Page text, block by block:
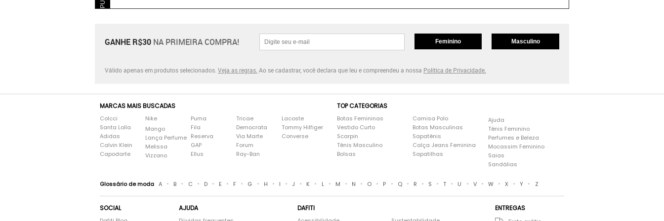
GANHE R$30 NA PRIMEIRA COMPRA! Feminino Masculino
Válido apenas em produtos selecionados. Veja as regras. Ao se cadastrar, você declara que leu e compreendeu a nossa Política de Privacidade.
MARCAS MAIS BUSCADAS
Colcci
Santa Lolla
Adidas
Calvin Klein
Capodarte
Nike
Mango
Lança Perfume
Melissa
Vizzano
Puma
Fila
Reserva
GAP
Ellus
Tricae
Democrata
Via Marte
Forum
Ray-Ban
Lacoste
Tommy Hilfiger
Converse
TOP CATEGORIAS
Botas Femininas
Vestido Curto
Scarpin
Tênis Masculino
Bolsas
Camisa Polo
Botas Masculinas
Sapatênis
Calça Jeans Feminina
Sapatilhas
Ajuda
Tênis Feminino
Perfumes e Beleza
Mocassim Feminino
Saias
Sandálias
Glossário de moda A • B • C • D • E • F • G • H • I • J • K • L • M • N • O • P • Q • R • S • T • U • V • W • X • Y • Z
SOCIAL AJUDA DAFITI
ENTREGAS